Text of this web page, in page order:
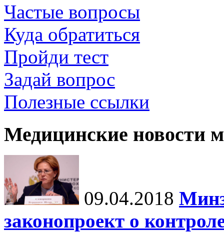
Частые вопросы
Куда обратиться
Пройди тест
Задай вопрос
Полезные ссылки
Медицинские новости
09.04.2018
законопроект о